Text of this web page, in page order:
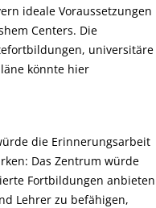
ideale Voraussetzungen
Centers. Die
universitäre
könnte hier
die Erinnerungsarbeit
Das Zentrum würde
Fortbildungen anbieten
Lehrer zu befähigen,